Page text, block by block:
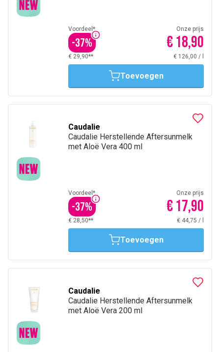
Voordeel*
-37%
Onze prijs
€ 18,90
€ 29,90** € 126,00 /
Toevoegen
Caudalie
Caudalie Herstellende Aftersunmelk
met Aloë Vera 400 ml
Voordeel*
-37%
Onze prijs
€ 17,90
€ 28,50** € 44,75 /
Toevoegen
Caudalie
Caudalie Herstellende Aftersunmelk
met Aloë Vera 200 ml